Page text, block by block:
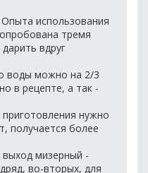
использования
тремя
вдруг
воды можно на 2/3
в рецепте, а так -
нужно
получается более
мизерный -
во-вторых, для